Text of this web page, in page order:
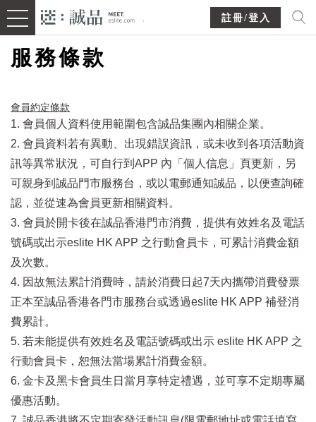
註冊/登入
服務條款
會員約定條款​
1. 會員個人資料使用範圍包含誠品集團內相關企業。
2. 會員資料若有異動、出現錯誤資訊，或未收到各項活動資
訊等異常狀況，可自行到APP 內「個人信息」頁更新，另
可親身到誠品門市服務台，或以電郵通知誠品，以便查詢確
認，並從速為會員更新相關資料。
3. 會員於開卡後在誠品香港門市消費，提供有效姓名及電話
號碼或出示eslite HK APP 之行動會員卡，可累計消費金額
及次數。
4. 因故無法累計消費時，請於消費日起7天內攜帶消費發票
正本至誠品香港各門市服務台或透過eslite HK APP 補登消
費累計。
5. 若未能提供有效姓名及電話號碼或出示 eslite HK APP 之
行動會員卡，恕無法當場累計消費金額。
6. 金卡及黑卡會員生日當月享特定禮遇，並可享不定期專屬
優惠活動。